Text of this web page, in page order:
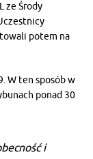
ze Środy
potem na
W ten sposób w
ponad 30
i